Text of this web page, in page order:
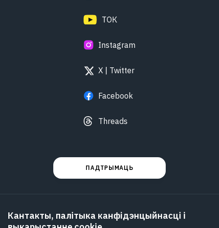
ТОК
Instagram
X | Twitter
Facebook
Threads
ПАДТРЫМАЦЬ
Кантакты, палітыка канфідэнцыйнасці і